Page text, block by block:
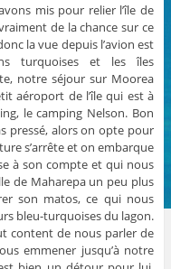
mis pour relier l’île de
de la chance sur ce
la vue depuis l’avion est
turquoises et les îles
notre séjour sur Moorea
aéroport de l’île qui est à
le camping Nelson. Bon
pressé, alors on opte pour
s’arrête et on embarque
à son compte et qui nous
de Maharepa un peu plus
son matos, ce qui nous
bleu-turquoises du lagon.
content de nous parler de
emmener jusqu’à notre